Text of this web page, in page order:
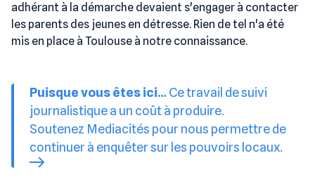
adhérant à la démarche devaient s'engager à contacter
les parents des jeunes en détresse. Rien de tel n'a été
mis en place à Toulouse à notre connaissance.
Puisque vous êtes ici…Ce travail de suivi
journalistique a un coût à produire.
Soutenez Mediacités pour nous permettre de
continuer à enquêter sur les pouvoirs locaux.